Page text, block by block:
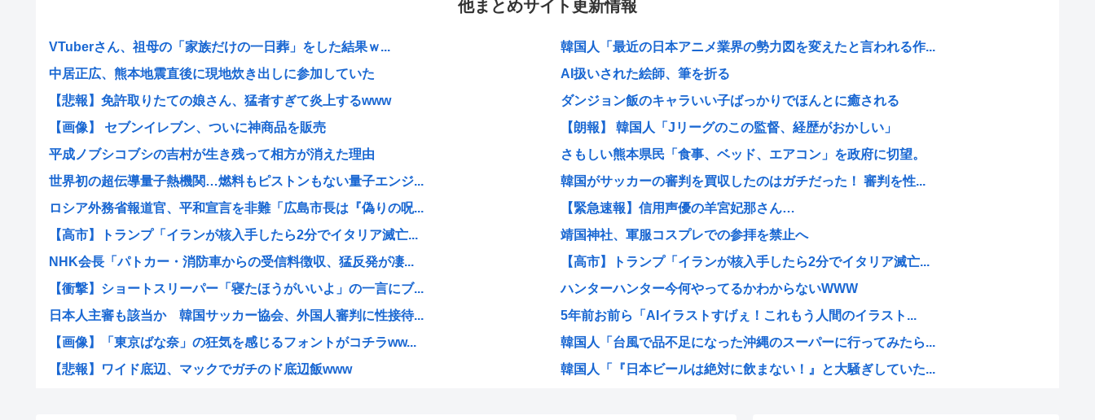
他まとめサイト更新情報
VTuberさん、祖母の「家族だけの一日葬」をした結果ｗ...
中居正広、熊本地震直後に現地炊き出しに参加していた
【悲報】免許取りたての娘さん、猛者すぎて炎上するwww
【画像】 セブンイレブン、ついに神商品を販売
平成ノブシコブシの吉村が生き残って相方が消えた理由
世界初の超伝導量子熱機関…燃料もピストンもない量子エンジ...
ロシア外務省報道官、平和宣言を非難「広島市長は『偽りの呪...
【高市】トランプ「イランが核入手したら2分でイタリア滅亡...
NHK会長「パトカー・消防車からの受信料徴収、猛反発が凄...
【衝撃】ショートスリーパー「寝たほうがいいよ」の一言にブ...
日本人主審も該当か 韓国サッカー協会、外国人審判に性接待...
【画像】「東京ばな奈」の狂気を感じるフォントがコチラww...
【悲報】ワイド底辺、マックでガチのド底辺飯www
韓国人「最近の日本アニメ業界の勢力図を変えたと言われる作...
AI扱いされた絵師、筆を折る
ダンジョン飯のキャラいい子ばっかりでほんとに癒される
【朗報】 韓国人「Jリーグのこの監督、経歴がおかしい」
さもしい熊本県民「食事、ベッド、エアコン」を政府に切望。
韓国がサッカーの審判を買収したのはガチだった！ 審判を性...
【緊急速報】信用声優の羊宮妃那さん…
靖国神社、軍服コスプレでの参拝を禁止へ
【高市】トランプ「イランが核入手したら2分でイタリア滅亡...
ハンターハンター今何やってるかわからないWWW
5年前お前ら「AIイラストすげぇ！これもう人間のイラスト...
韓国人「台風で品不足になった沖縄のスーパーに行ってみたら...
韓国人「『日本ビールは絶対に飲まない！』と大騒ぎしていた...